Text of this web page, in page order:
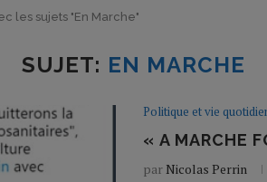
les sujets "En Marche"
SUJET: EN MARCHE
Politique et vie
« A MARCHE
par Nicolas Perrin